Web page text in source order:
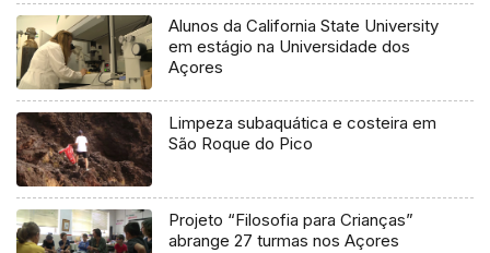
Alunos da California State University
em estágio na Universidade dos
Açores
Limpeza subaquática e costeira em
São Roque do Pico
Projeto “Filosofia para Crianças”
abrange 27 turmas nos Açores